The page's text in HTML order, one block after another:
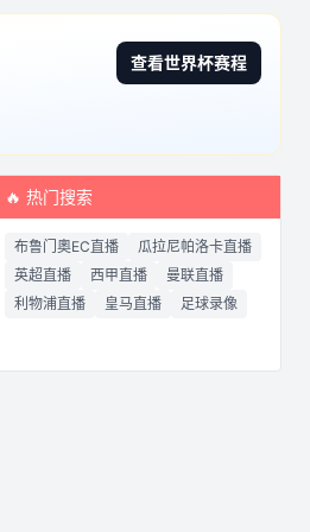
查看世界杯赛程
🔥 热门搜索
布鲁门奧EC直播
瓜拉尼帕洛卡直播
英超直播
西甲直播
曼联直播
利物浦直播
皇马直播 足球录像